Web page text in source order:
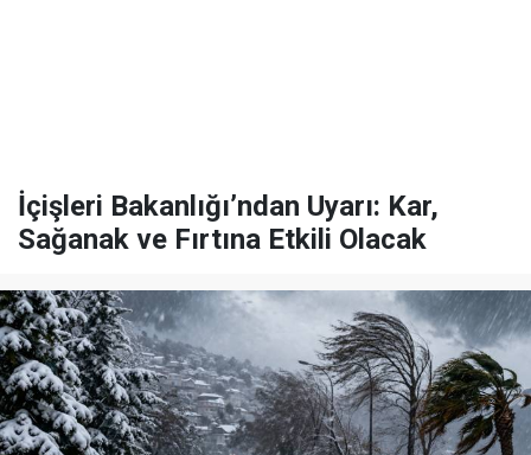
İçişleri Bakanlığı’ndan Uyarı: Kar,
Sağanak ve Fırtına Etkili Olacak